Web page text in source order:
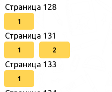
Страница 128
1
Страница 131
1 2
Страница 133
1